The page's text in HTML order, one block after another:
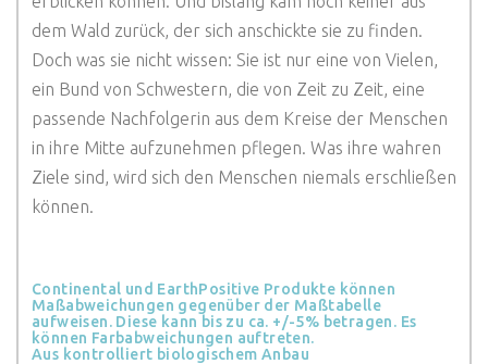
dem Wald zurück, der sich anschickte sie zu finden.
Doch was sie nicht wissen: Sie ist nur eine von Vielen,
ein Bund von Schwestern, die von Zeit zu Zeit, eine
passende Nachfolgerin aus dem Kreise der Menschen
in ihre Mitte aufzunehmen pflegen. Was ihre wahren
Ziele sind, wird sich den Menschen niemals erschließen
können.
Continental und EarthPositive Produkte können
Maßabweichungen gegenüber der Maßtabelle
aufweisen. Diese kann bis zu ca. +/-5% betragen. Es
können Farbabweichungen auftreten.
Aus kontrolliert biologischem Anbau